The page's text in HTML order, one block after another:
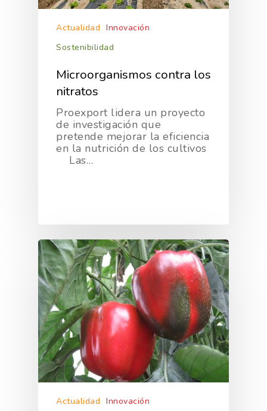
Actualidad Innovación
Sostenibilidad
Microorganismos contra los
nitratos
Proexport lidera un proyecto
de investigación que
pretende mejorar la eficiencia
en la nutrición de los cultivos
Las…
Actualidad Innovación